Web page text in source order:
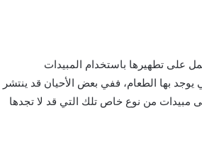
على تطهيرها باستخدام المبيدات
يوجد بها الطعام، ففي بعض الأحيان قد ينتشر
مبيدات من نوع خاص تلك التي قد لا تجدها